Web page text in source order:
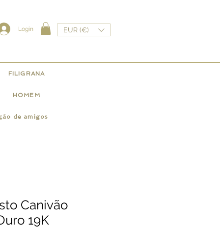
Login EUR (€)
FILIGRANA
HOMEM
de amigos
Canivão
19K